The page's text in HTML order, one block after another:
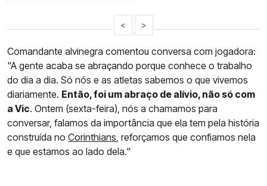
< >
Comandante alvinegra comentou conversa com jogadora:
"A gente acaba se abraçando porque conhece o trabalho
do dia a dia. Só nós e as atletas sabemos o que vivemos
diariamente. Então, foi um abraço de alívio, não só com
a Vic. Ontem (sexta-feira), nós a chamamos para
conversar, falamos da importância que ela tem pela história
construída no Corinthians , reforçamos que confiamos nela
e que estamos ao lado dela."